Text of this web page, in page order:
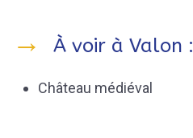
À voir à Valon :
Château médiéval